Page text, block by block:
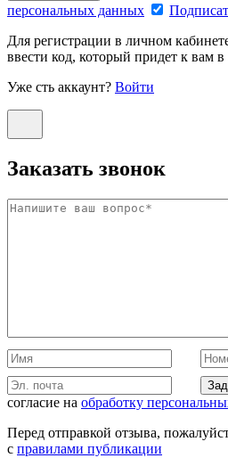
персональных данных
Для регистрации в личном
ввести код, который придет к вам
Уже сть аккаунт? Войти
Заказать звонок
согласие на обработку
Перед отправкой отзыва,
с правилами публикации